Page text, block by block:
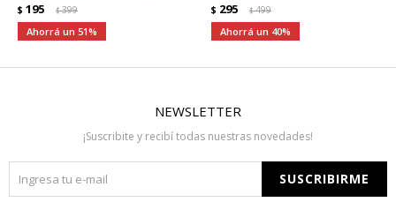
$ 195 $399
51
$ 295 $499
40
NEWSLETTER
¡Suscribite y recibí todas nuestras novedades!
SUSCRIBIRME